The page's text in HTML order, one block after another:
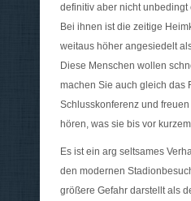
definitiv aber nicht unbedingt
Bei ihnen ist die zeitige
weitaus höher angesiedelt
Diese Menschen wollen
machen Sie auch gleich das
Schlusskonferenz und
hören, was sie bis vor
Es ist ein arg seltsames
den modernen
größere Gefahr darstellt als